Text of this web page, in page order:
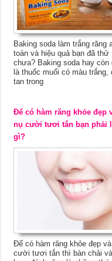
Baking soda làm trắng răng
toàn và hiệu quả bạn đã thử
chưa? Baking soda hay còn
là thuốc muối có màu trắng,
tan trong
Để có hàm răng khỏe đẹp
nụ cười tươi tắn bạn phải
gì?
Để có hàm răng khỏe đẹp
cười tươi tắn thì bàn chải và